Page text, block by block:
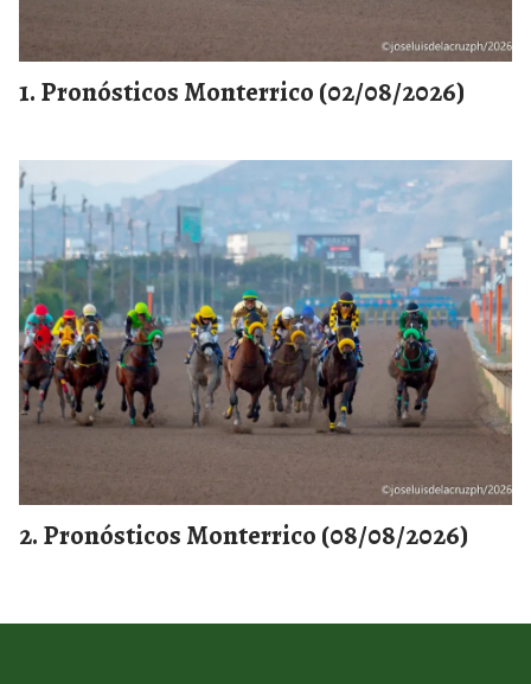
Pronósticos Monterrico (02/08/2026)
Pronósticos Monterrico (08/08/2026)